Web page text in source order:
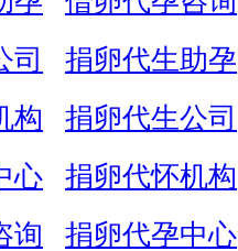
司 捐卵代生助孕
构 捐卵代生公司
心 捐卵代怀机构
询 捐卵代孕中心